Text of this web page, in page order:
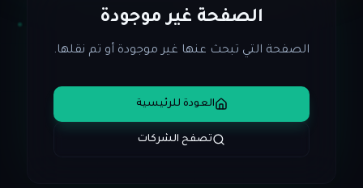
الصفحة غير موجودة
الصفحة التي تبحث عنها غير موجودة أو تم نقلها.
العودة للرئيسية
تصفح الشركات